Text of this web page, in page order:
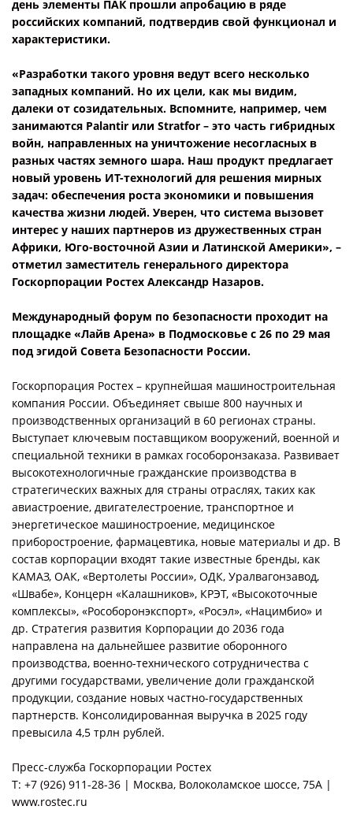
день элементы ПАК прошли апробацию в ряде
российских компаний, подтвердив свой функционал и
характеристики.
«Разработки такого уровня ведут всего несколько
западных компаний. Но их цели, как мы видим,
далеки от созидательных. Вспомните, например, чем
занимаются Palantir или Stratfor – это часть гибридных
войн, направленных на уничтожение несогласных в
разных частях земного шара. Наш продукт предлагает
новый уровень ИТ-технологий для решения мирных
задач: обеспечения роста экономики и повышения
качества жизни людей. Уверен, что система вызовет
интерес у наших партнеров из дружественных стран
Африки, Юго-восточной Азии и Латинской Америки», –
отметил заместитель генерального директора
Госкорпорации Ростех Александр Назаров.
Международный форум по безопасности проходит на
площадке «Лайв Арена» в Подмосковье с 26 по 29 мая
под эгидой Совета Безопасности России.
Госкорпорация Ростех – крупнейшая машиностроительная
компания России. Объединяет свыше 800 научных и
производственных организаций в 60 регионах страны.
Выступает ключевым поставщиком вооружений, военной и
специальной техники в рамках гособоронзаказа. Развивает
высокотехнологичные гражданские производства в
стратегических важных для страны отраслях, таких как
авиастроение, двигателестроение, транспортное и
энергетическое машиностроение, медицинское
приборостроение, фармацевтика, новые материалы и др. В
состав корпорации входят такие известные бренды, как
КАМАЗ, ОАК, «Вертолеты России», ОДК, Уралвагонзавод,
«Швабе», Концерн «Калашников», КРЭТ, «Высокоточные
комплексы», «Рособоронэкспорт», «Росэл», «Нацимбио» и
др. Стратегия развития Корпорации до 2036 года
направлена на дальнейшее развитие оборонного
производства, военно-технического сотрудничества с
другими государствами, увеличение доли гражданской
продукции, создание новых частно-государственных
партнерств. Консолидированная выручка в 2025 году
превысила 4,5 трлн рублей.
Пресс-служба Госкорпорации Ростех
Т: +7 (926) 911-28-36 | Москва, Волоколамское шоссе, 75А |
www.rostec.ru